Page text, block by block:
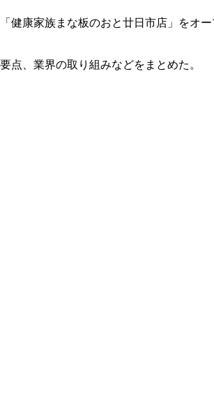
康家族まな板のおと廿日市店」をオー
、業界の取り組みなどをまとめた。